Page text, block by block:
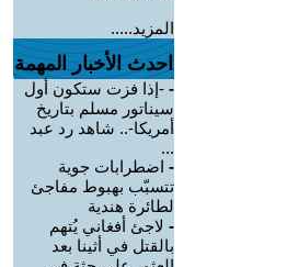
المزيد.....
احدث الأخبار المهمة
- -إذا فزت ستكون أول
سيناتور مسلم بتاريخ
أمريكا-.. شاهد رد عبد
...
- اضطرابات جوية
تتسبّب بهبوط مفاجئ
لطائرة هندية
- لاجئ أفغاني يُتهم
بالقتل في أثينا بعد